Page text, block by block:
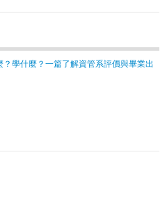
？學什麼？一篇了解資管系評價與畢業出